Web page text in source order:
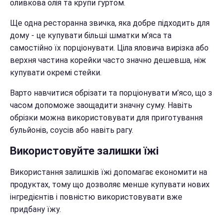
оливкова олія та крупи гуртом.
Ще одна ресторанна звичка, яка добре підходить для
дому - це купувати більші шматки м’яса та
самостійно їх порціонувати. Ціла яловича вирізка або
верхня частина корейки часто значно дешевша, ніж
купувати окремі стейки.
Варто навчитися обрізати та порціонувати м’ясо, що з
часом допоможе заощадити значну суму. Навіть
обрізки можна використовувати для приготування
бульйонів, соусів або навіть рагу.
Використовуйте залишки їжі
Використання залишків їжі допомагає економити на
продуктах, тому що дозволяє менше купувати нових
інгредієнтів і повністю використовувати вже
придбану їжу.